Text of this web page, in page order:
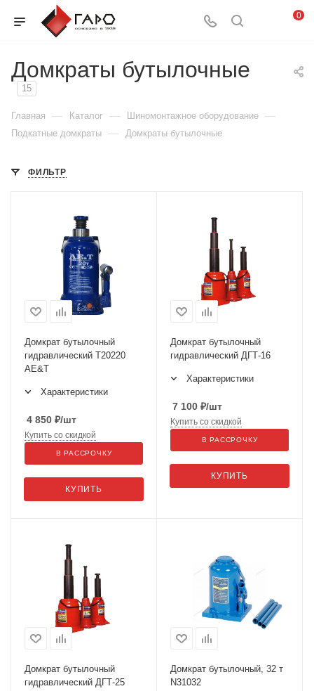
0
Домкраты бутылочные
15
Главная — Каталог — Шиномонтажное оборудование —
Подкатные домкраты — Домкраты бутылочные
ФИЛЬТР
Домкрат бутылочный
гидравлический T20220
AE&T
Характеристики
4 850 ₽/шт
КУПИТЬ
Купить со скидкой
В РАССРОЧКУ
Домкрат бутылочный
гидравлический ДГТ-16
Характеристики
7 100 ₽/шт
КУПИТЬ
Купить со скидкой
В РАССРОЧКУ
Домкрат бутылочный
гидравлический ДГТ-25
Домкрат бутылочный, 32 т
N31032